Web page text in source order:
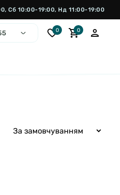
Сб 10:00-19:00, Нд 11:00-19:00
0 0